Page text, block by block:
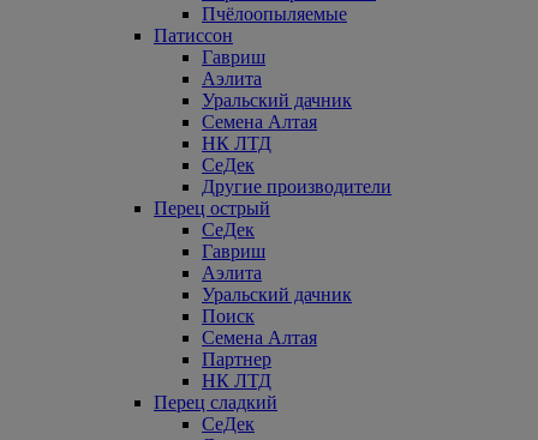
Пчёлоопыляемые
Патиссон
Гавриш
Аэлита
Уральский дачник
Семена Алтая
НК ЛТД
СеДек
Другие производители
Перец острый
СеДек
Гавриш
Аэлита
Уральский дачник
Поиск
Семена Алтая
Партнер
НК ЛТД
Перец сладкий
СеДек